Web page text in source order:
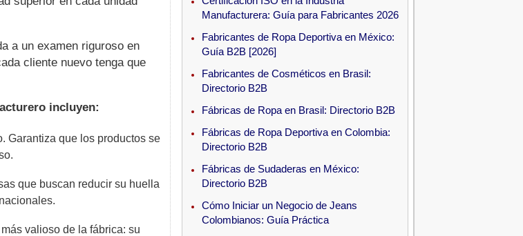
a un examen riguroso en
cliente nuevo tenga que
incluyen:
Garantiza que los productos se
que buscan reducir su huella
valioso de la fábrica: su
Manufacturera: Guía para Fabricantes 2026
Fabricantes de Ropa Deportiva en México:
Guía B2B [2026]
Fabricantes de Cosméticos en Brasil:
Directorio B2B
Fábricas de Ropa en Brasil: Directorio B2B
Fábricas de Ropa Deportiva en Colombia:
Directorio B2B
Fábricas de Sudaderas en México:
Directorio B2B
Cómo Iniciar un Negocio de Jeans
Colombianos: Guía Práctica